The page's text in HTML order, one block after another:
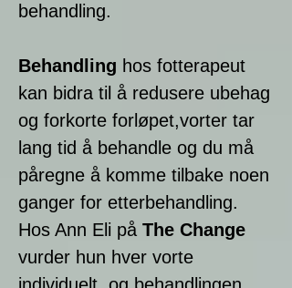
behandling.
Behandling hos fotterapeut
kan bidra til å redusere ubehag
og forkorte forløpet,vorter tar
lang tid å behandle og du må
påregne å komme tilbake noen
ganger for etterbehandling.
Hos Ann Eli på The Change
vurder hun hver vorte